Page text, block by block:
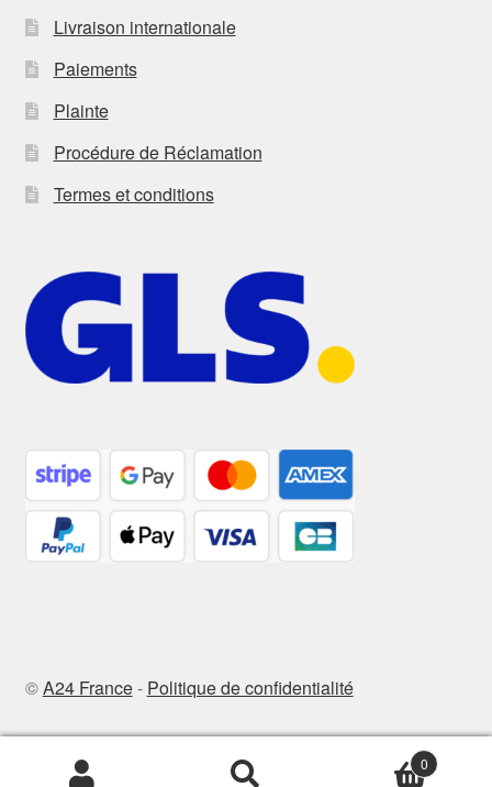
Livraison internationale
Paiements
Plainte
Procédure de Réclamation
Termes et conditions
©A24 France- Politique de confidentialité
Recherche
Recherche
0